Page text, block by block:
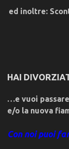
ed inoltre:
HAI
…e vuoi
e/o la nuova
Con noi puoi